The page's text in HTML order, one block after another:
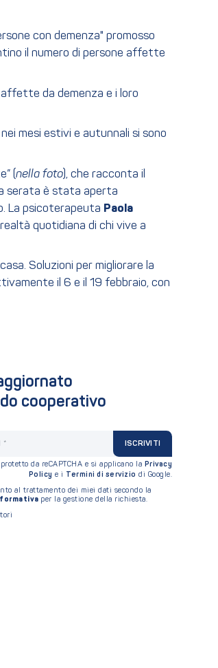
con demenza" promosso
il numero di persone affette
da demenza e i loro
mesi estivi e autunnali si sono
(nella foto), che racconta il
serata è stata aperta
La psicoterapeuta Paola
quotidiana di chi vive a
Soluzioni per migliorare la
il 6 e il 19 febbraio, con
cooperativo
ISCRIVITI
da reCAPTCHA e si applicano la Privacy
Policy e i Termini di servizio di Google.
al trattamento dei miei dati secondo la
per la gestione della richiesta.